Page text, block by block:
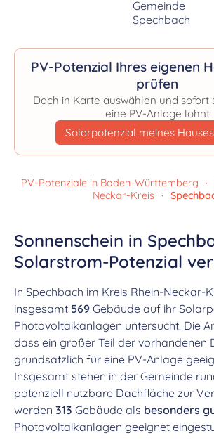
PV-Potenzial Ihres eigenen
prüfen
Dach in Karte auswählen und sofort
eine PV-Anlage lohnt
Solarpotenzial meines
PV-Potenziale in Baden-Württemberg ·
Neckar-Kreis
·
Sonnenschein in
Solarstrom-Potenzial
In Spechbach im Kreis Rhein-Neckar-
insgesamt 569 Gebäude auf ihr
Photovoltaikanlagen untersucht. Die
dass ein großer Teil der vorhandenen
grundsätzlich für eine PV-Anlage
Insgesamt stehen in der Gemeinde
potenziell nutzbare Dachfläche zur
werden 313 Gebäude als besonders
Photovoltaikanlagen geeignet